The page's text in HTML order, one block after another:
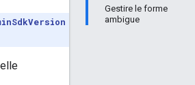
Gestire le forme
ambigue